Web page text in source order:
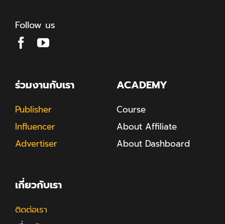
Follow us
ร่วมงานกับเรา
Publisher
Influencer
Advertiser
ACADEMY
Course
About Affiliate
About Dashboard
เกี่ยวกับเรา
ติดต่อเรา